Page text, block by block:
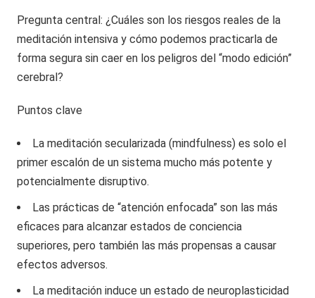
Pregunta central: ¿Cuáles son los riesgos reales de la
meditación intensiva y cómo podemos practicarla de
forma segura sin caer en los peligros del “modo edición”
cerebral?
Puntos clave
La meditación secularizada (mindfulness) es solo el
primer escalón de un sistema mucho más potente y
potencialmente disruptivo.
Las prácticas de “atención enfocada” son las más
eficaces para alcanzar estados de conciencia
superiores, pero también las más propensas a causar
efectos adversos.
La meditación induce un estado de neuroplasticidad